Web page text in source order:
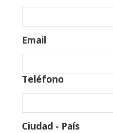
Email
Teléfono
Ciudad - País